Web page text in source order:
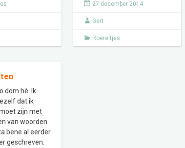
27 december 2014
Gert
Roereitjes
dom hè. Ik
dat ik
zijn met
van woorden.
bene al eerder
geschreven.